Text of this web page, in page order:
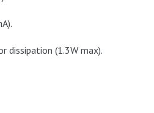
dissipation (1.3W max).